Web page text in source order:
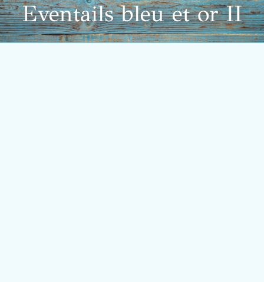
Eventails bleu et or II